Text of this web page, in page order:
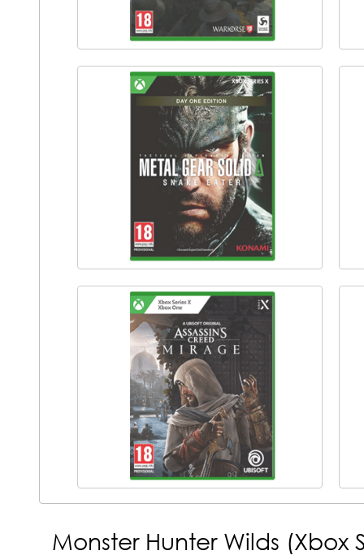
Monster Hunter Wilds (Xbox